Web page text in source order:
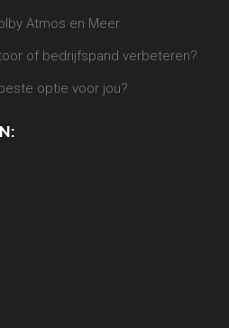
Atmos en Meer
of bedrijfspand verbeteren?
optie voor jou?